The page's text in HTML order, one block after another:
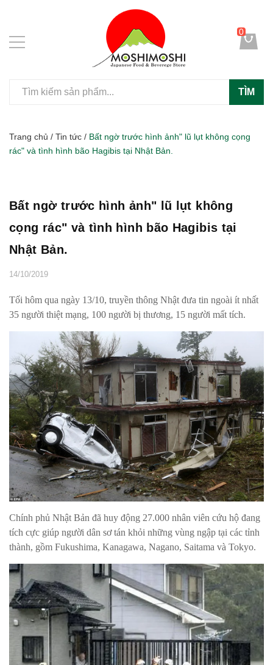
TÌM
0
Trang chủ / Tin tức / Bất ngờ trước hình ảnh" lũ lụt không cọng
rác" và tình hình bão Hagibis tại Nhật Bản.
Bất ngờ trước hình ảnh" lũ lụt không
cọng rác" và tình hình bão Hagibis tại
Nhật Bản.
14/10/2019
Tối hôm qua ngày 13/10, truyền thông Nhật đưa tin ngoài ít nhất
35 người thiệt mạng, 100 người bị thương, 15 người mất tích.
Chính phủ Nhật Bản đã huy động 27.000 nhân viên cứu hộ đang
tích cực giúp người dân sơ tán khỏi những vùng ngập tại các tỉnh
thành, gồm Fukushima, Kanagawa, Nagano, Saitama và Tokyo.